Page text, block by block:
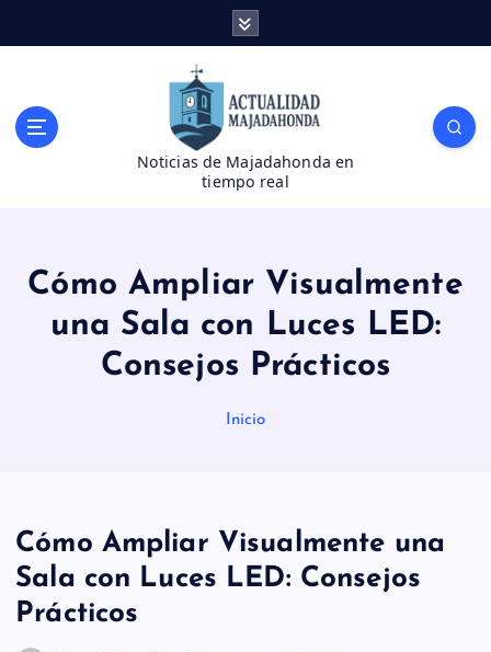
Noticias de Majadahonda en
tiempo real
Cómo Ampliar Visualmente
una Sala con Luces LED:
Consejos Prácticos
Inicio
Cómo Ampliar Visualmente una
Sala con Luces LED: Consejos
Prácticos